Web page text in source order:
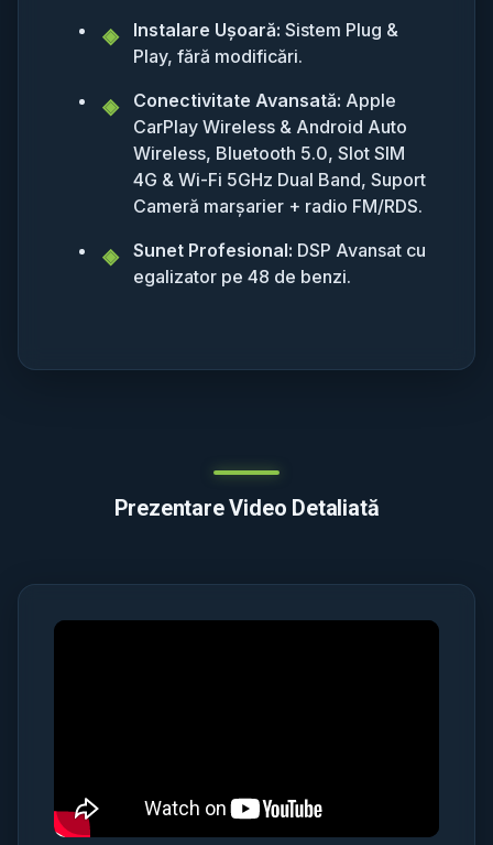
Instalare Ușoară: Sistem Plug &
Play, fără modificări.
Conectivitate Avansată: Apple
CarPlay Wireless & Android Auto
Wireless, Bluetooth 5.0, Slot SIM
4G & Wi-Fi 5GHz Dual Band, Suport
Cameră marșarier + radio FM/RDS.
Sunet Profesional: DSP Avansat cu
egalizator pe 48 de benzi.
Prezentare Video Detaliată